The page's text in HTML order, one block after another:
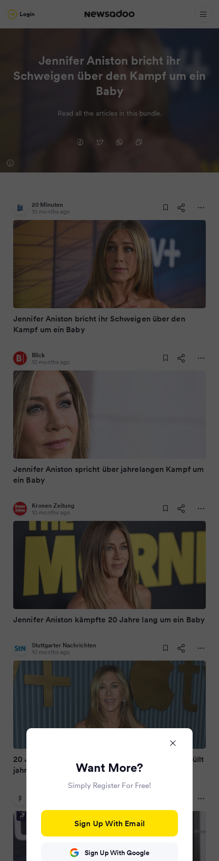
Login
Jennifer Aniston bricht ihr
Schweigen über den Kampf um ein
Baby
Read all the articles in this bundle.
20 Minuten
10 months ago
Jennifer Aniston bricht ihr Schweigen über den
Kampf um ein Baby
Blick
10 months ago
Jennifer Aniston spricht über jahrelangen Kampf um
ein Baby
Kronen Zeitung
10 months ago
Jennifer Aniston kämpfte 20 Jahre lang um ein Baby
Stuttgarter Nachrichten
10 months ago
20 Jahre kein Mutterglück: Jennifer Aniston enthüllt
jahrelangen Kampf um ein Baby
Want More?
Simply Register For Free!
Sign Up With Email
Sign Up With Google